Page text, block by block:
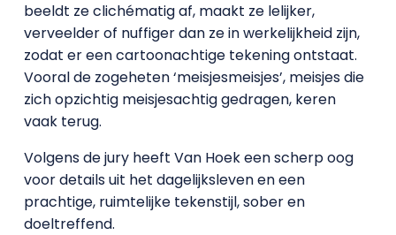
beeldt ze clichématig af, maakt ze lelijker,
verveelder of nuffiger dan ze in werkelijkheid zijn,
zodat er een cartoonachtige tekening ontstaat.
Vooral de zogeheten ‘meisjesmeisjes’, meisjes die
zich opzichtig meisjesachtig gedragen, keren
vaak terug.
Volgens de jury heeft Van Hoek een scherp oog
voor details uit het dagelijksleven en een
prachtige, ruimtelijke tekenstijl, sober en
doeltreffend.